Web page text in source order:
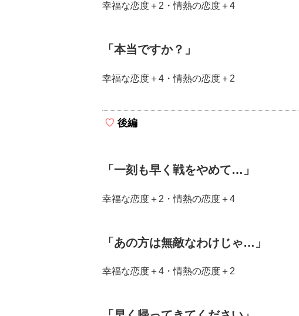
幸福な恋度＋2・情熱の恋度＋4
「本当ですか？」
幸福な恋度＋4・情熱の恋度＋2
後編
「一刻も早く戦をやめて…」
幸福な恋度＋2・情熱の恋度＋4
「あの方は無敵なわけじゃ…」
幸福な恋度＋4・情熱の恋度＋2